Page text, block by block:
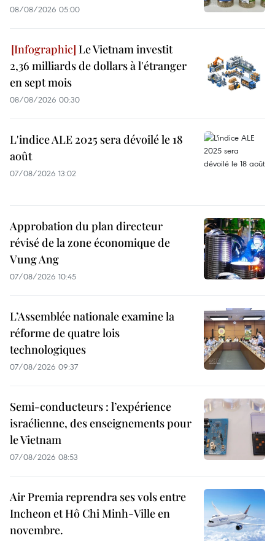
08/08/2026 05:00
Le Vietnam investit
2,36 milliards de dollars à l'étranger
en sept mois
08/08/2026 00:30
L'indice ALE 2025 sera dévoilé le 18
août
07/08/2026 13:02
Approbation du plan directeur
révisé de la zone économique de
Vung Ang
07/08/2026 10:45
L’Assemblée nationale examine la
réforme de quatre lois
technologiques
07/08/2026 09:37
Semi-conducteurs : l’expérience
israélienne, des enseignements pour
le Vietnam
07/08/2026 08:53
Air Premia reprendra ses vols entre
Incheon et Hô Chi Minh-Ville en
novembre.